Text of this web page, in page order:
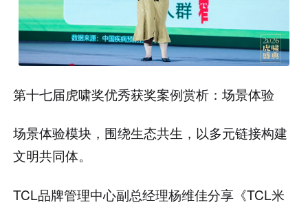
第十七届虎啸奖优秀获奖案例赏析：场景体验
场景体验模块，围绕生态共生，以多元链接构建
文明共同体。
TCL品牌管理中心副总经理杨维佳分享《TCL米